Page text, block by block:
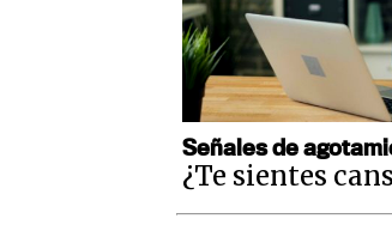
Señales de
¿Te sientes